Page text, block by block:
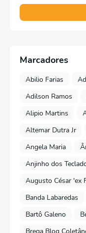
Marcadores
Abilio Farias
Adilson Ramos
Alipio Martins
Altemar Dutra Jr
Angela Maria
Anjinho dos
Augusto César 'ex
Banda Labaredas
Bartô Galeno
Brega Blog